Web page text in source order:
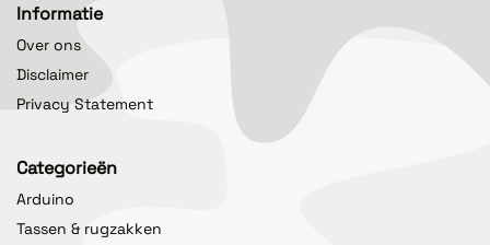
Informatie
Over ons
Disclaimer
Privacy Statement
Categorieën
Arduino
Tassen & rugzakken